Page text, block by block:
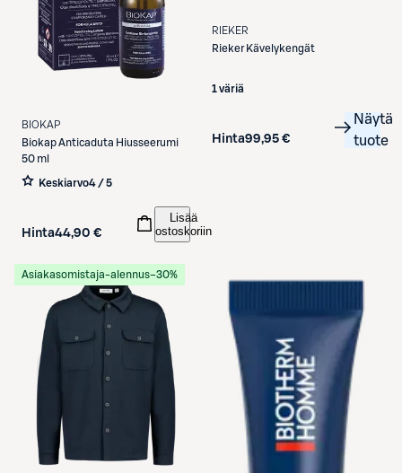
BIOKAP
BiokapAnticaduta Hiusseerumi
50 ml
Keskiarvo4 / 5
Hinta44,90 €
Lisää
ostoskoriin
RIEKER
Rieker Kävelykengät
1 väriä
Hinta99,95 €
Näytä
tuote
Asiakasomistaja-alennus−30%